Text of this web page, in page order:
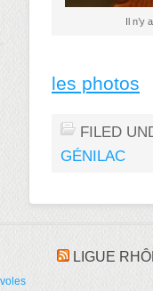
Il n’y
les photos
FILED
GÉNILAC
LIGUE